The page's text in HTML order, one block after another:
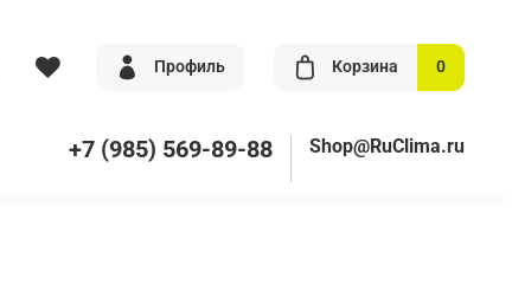
Профиль Корзина 0
+7 (985) 569-89-88 Shop@RuClima.ru